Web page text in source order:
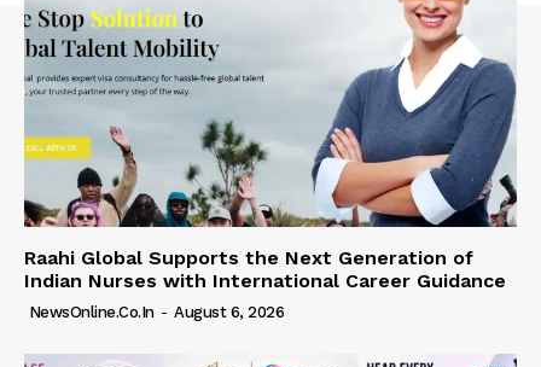
Raahi Global Supports the Next Generation of
Indian Nurses with International Career Guidance
NewsOnline.co.in - August 6, 2026